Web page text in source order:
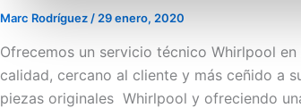
Marc Rodríguez / 29 enero, 2020
Ofrecemos un servicio técnico Whirlpool
calidad, cercano al cliente y más ceñido a
piezas originales Whirlpool y ofreciendo